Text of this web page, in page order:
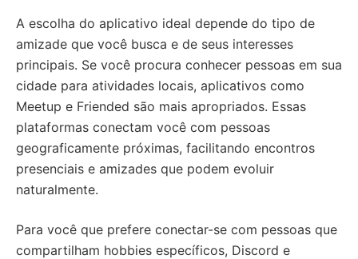
A escolha do aplicativo ideal depende do tipo de
amizade que você busca e de seus interesses
principais. Se você procura conhecer pessoas em sua
cidade para atividades locais, aplicativos como
Meetup e Friended são mais apropriados. Essas
plataformas conectam você com pessoas
geograficamente próximas, facilitando encontros
presenciais e amizades que podem evoluir
naturalmente.
Para você que prefere conectar-se com pessoas que
compartilham hobbies específicos, Discord e